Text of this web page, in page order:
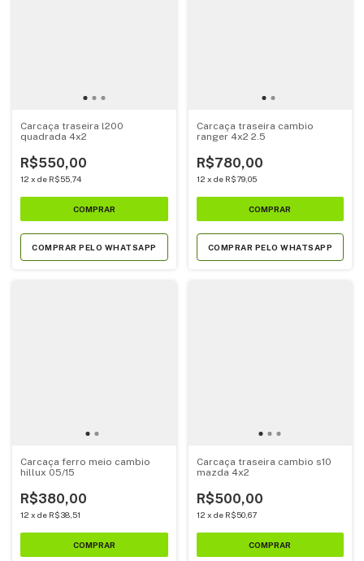
Carcaça traseira l200
quadrada 4x2
R$550,00
12 x de R$55,74
COMPRAR PELO WHATSAPP
Carcaça traseira cambio
ranger 4x2 2.5
R$780,00
12 x de R$79,05
COMPRAR PELO WHATSAPP
Carcaça ferro meio cambio
hillux 05/15
R$380,00
12 x de R$38,51
Carcaça traseira cambio s10
mazda 4x2
R$500,00
12 x de R$50,67